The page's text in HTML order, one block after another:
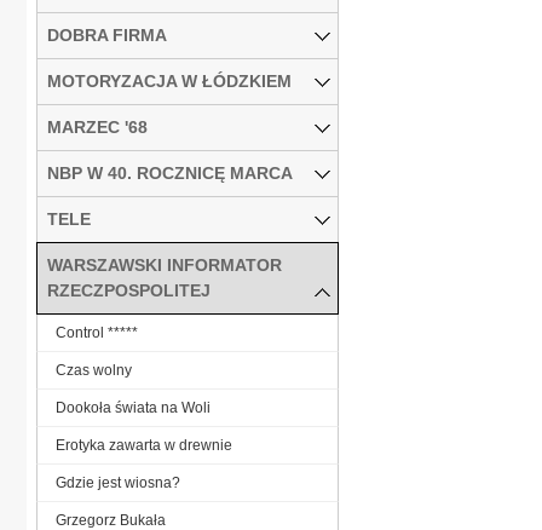
DOBRA FIRMA
MOTORYZACJA W ŁÓDZKIEM
MARZEC '68
NBP W 40. ROCZNICĘ MARCA
TELE
WARSZAWSKI INFORMATOR
RZECZPOSPOLITEJ
Control *****
Czas wolny
Dookoła świata na Woli
Erotyka zawarta w drewnie
Gdzie jest wiosna?
Grzegorz Bukała